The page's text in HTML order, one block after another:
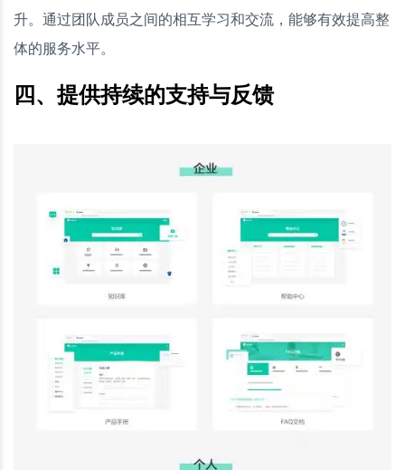
升。通过团队成员之间的相互学习和交流，能够有效提高整
体的服务水平。
四、提供持续的支持与反馈